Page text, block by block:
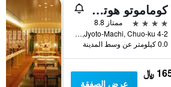
كوماموتو هوتل كاسل
4 نجوم
ممتاز 8.8
4-2 Jyoto-Machi, Chuo-ku, كوماموتو, اليابان
0.0 كيلومتر عن وسط المدينة
﷼
عرض الصفقة